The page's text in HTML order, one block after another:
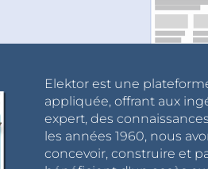
Elektor est une
appliquée, offrant aux
expert, des
les années 1960, nous
concevoir, construire et